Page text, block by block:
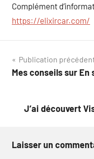
Complément
https://elixircar.com/
Navigation
de
Publication
Mes conseils sur
J’ai découvert
Laisser un